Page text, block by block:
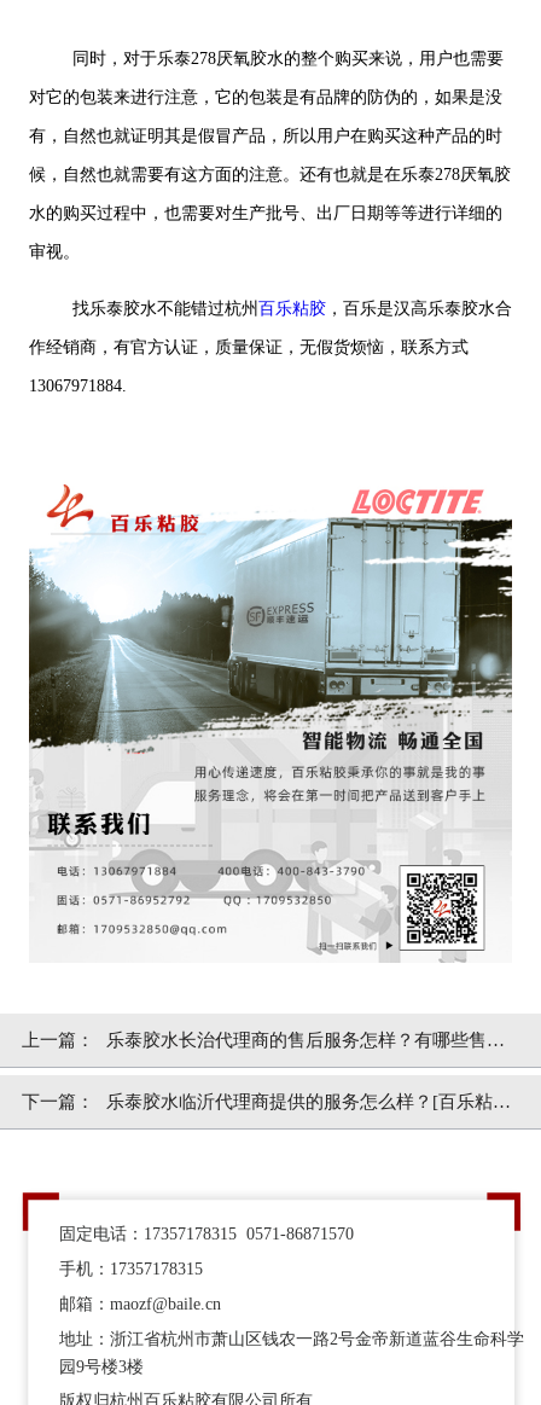
同时，对于乐泰278厌氧胶水的整个购买来说，用户也需要
对它的包装来进行注意，它的包装是有品牌的防伪的，如果是没
有，自然也就证明其是假冒产品，所以用户在购买这种产品的时
候，自然也就需要有这方面的注意。还有也就是在乐泰278厌氧胶
水的购买过程中，也需要对生产批号、出厂日期等等进行详细的
审视。
找乐泰胶水不能错过杭州 百乐粘胶，百乐是汉高乐泰胶水合
作经销商，有官方认证，质量保证，无假货烦恼，联系方式
13067971884.
上一篇： 乐泰胶水长治代理商的售后服务怎样？有哪些售后
服务？[百乐粘胶]
下一篇： 乐泰胶水临沂代理商提供的服务怎么样？[百乐粘
固定电话：17357178315 0571-86871570
手机：17357178315
邮箱：maozf@baile.cn
地址：浙江省杭州市萧山区钱农一路2号金帝新道蓝谷生命科学
园9号楼3楼
版权归杭州百乐粘胶有限公司所有